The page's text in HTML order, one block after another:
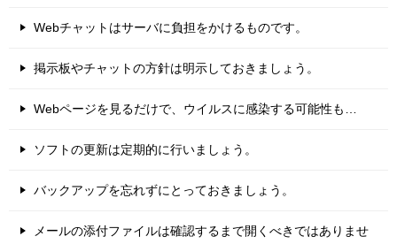
Webチャットはサーバに負担をかけるものです。
掲示板やチャットの方針は明示しておきましょう。
Webページを見るだけで、ウイルスに感染する可能性も…
ソフトの更新は定期的に行いましょう。
バックアップを忘れずにとっておきましょう。
メールの添付ファイルは確認するまで開くべきではありませ